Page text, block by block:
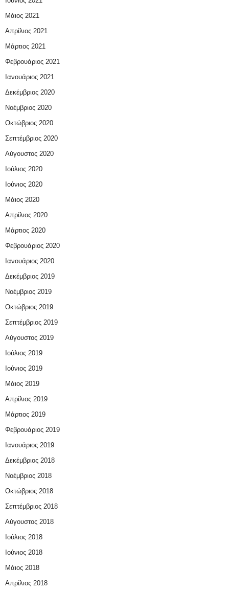
Μάιος 2021
Απρίλιος 2021
Μάρτιος 2021
Φεβρουάριος 2021
Ιανουάριος 2021
Δεκέμβριος 2020
Νοέμβριος 2020
Οκτώβριος 2020
Σεπτέμβριος 2020
Αύγουστος 2020
Ιούλιος 2020
Ιούνιος 2020
Μάιος 2020
Απρίλιος 2020
Μάρτιος 2020
Φεβρουάριος 2020
Ιανουάριος 2020
Δεκέμβριος 2019
Νοέμβριος 2019
Οκτώβριος 2019
Σεπτέμβριος 2019
Αύγουστος 2019
Ιούλιος 2019
Ιούνιος 2019
Μάιος 2019
Απρίλιος 2019
Μάρτιος 2019
Φεβρουάριος 2019
Ιανουάριος 2019
Δεκέμβριος 2018
Νοέμβριος 2018
Οκτώβριος 2018
Σεπτέμβριος 2018
Αύγουστος 2018
Ιούλιος 2018
Ιούνιος 2018
Μάιος 2018
Απρίλιος 2018